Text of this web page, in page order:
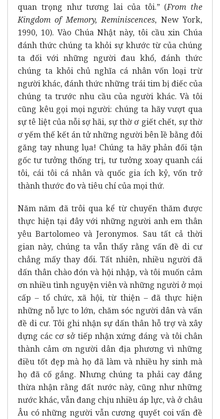
quan trọng như tương lai của tôi.” (From the
Kingdom of Memory, Reminiscences, New York,
1990, 10). Vào Chúa Nhật này, tôi cầu xin Chúa
đánh thức chúng ta khỏi sự khước từ của chúng
ta đối với những người đau khổ, đánh thức
chúng ta khỏi chủ nghĩa cá nhân vốn loại trừ
người khác, đánh thức những trái tim bị điếc của
chúng ta trước nhu cầu của người khác. Và tôi
cũng kêu gọi mọi người: chúng ta hãy vượt qua
sự tê liệt của nỗi sợ hãi, sự thờ ơ giết chết, sự thờ
ơ yếm thế kết án tử những người bên lề bằng đôi
găng tay nhung lụa! Chúng ta hãy phản đối tận
gốc tư tưởng thống trị, tư tưởng xoay quanh cái
tôi, cái tôi cá nhân và quốc gia ích kỷ, vốn trở
thành thước đo và tiêu chí của mọi thứ.
Năm năm đã trôi qua kể từ chuyến thăm được
thực hiện tại đây với những người anh em thân
yêu Bartolomeo và Jeronymos. Sau tất cả thời
gian này, chúng ta vẫn thấy rằng vấn đề di cư
chẳng mấy thay đổi. Tất nhiên, nhiều người đã
dấn thân chào đón và hội nhập, và tôi muốn cảm
ơn nhiều tình nguyện viên và những người ở mọi
cấp – tổ chức, xã hội, từ thiện – đã thực hiện
những nỗ lực to lớn, chăm sóc người dân và vấn
đề di cư. Tôi ghi nhận sự dấn thân hỗ trợ và xây
dựng các cơ sở tiếp nhận xứng đáng và tôi chân
thành cảm ơn người dân địa phương vì những
điều tốt đẹp mà họ đã làm và nhiều hy sinh mà
họ đã cố gắng. Nhưng chúng ta phải cay đắng
thừa nhận rằng đất nước này, cũng như những
nước khác, vẫn đang chịu nhiều áp lực, và ở châu
Âu có những người vẫn cương quyết coi vấn đề